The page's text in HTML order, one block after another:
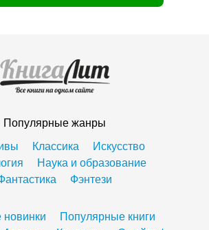
Популярные жанры
Классика
Искусство
Наука и образование
Фэнтези
Популярные книги